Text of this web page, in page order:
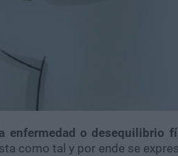
enfermedad o desequilibrio
como tal y por ende se